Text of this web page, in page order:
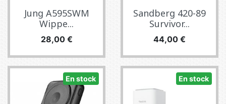
Jung A595SWM
Wippe...
Precio
28,00 €
Sandberg 420-89
Survivor...
Precio
44,00 €
En stock En stock